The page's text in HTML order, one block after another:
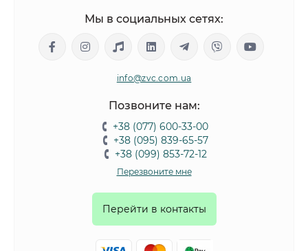
Мы в социальных сетях:
info@zvc.com.ua
Позвоните нам:
+38 (077) 600-33-00
+38 (095) 839-65-57
+38 (099) 853-72-12
Перезвоните мне
Перейти в контакты